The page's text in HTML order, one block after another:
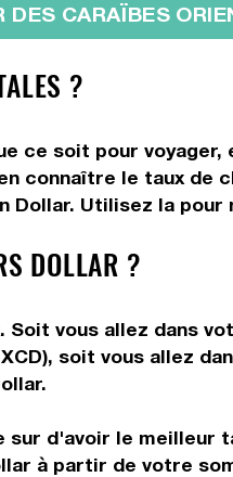
CARAÏBES
?
ce soit pour
connaître le taux de
Utilisez la pour
DOLLAR ?
vous allez dans
soit vous allez
d'avoir le meilleur
à partir de votre